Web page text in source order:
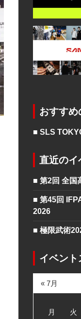
おすすめ
■ SLS
直近のイ
■ 第2回 全国
■ 第45回
2026
■ 極限武術
イベント
月 火
« 7月